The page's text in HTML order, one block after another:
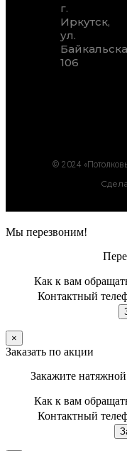
г.
Иркутск,
ул.
106
© 2024
Мы перезвоним!
Как к вам
Контактный
×
Заказать по акции
Закажите
Как к вам
Контактный